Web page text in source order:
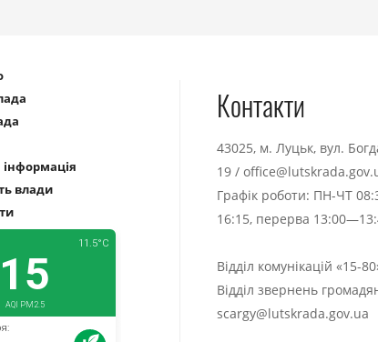
інформація
влади
Контакти
43025, м. Луцьк, вул.
19 /
Графік роботи: ПН-ЧТ
16:15, перерва
Відділ комунікацій «15-
Відділ звернень
scargy@lutskrada.gov.ua